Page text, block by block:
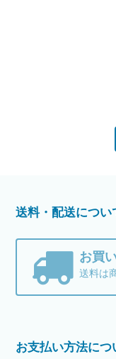
送料・配送につい
お買
送料は
お支払い方法につ